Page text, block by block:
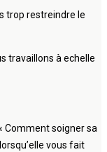
trop restreindre le
travaillons à echelle
Comment soigner sa
vous fait